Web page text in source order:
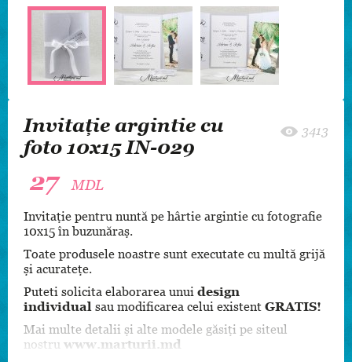
Invitație argintie cu
foto 10x15 IN-029
3413
27 MDL
Invitație pentru nuntă pe hârtie argintie cu fotografie
10x15 în buzunăraș.
Toate produsele noastre sunt executate cu multă grijă
și acuratețe.
Puteti solicita elaborarea unui design
individual sau modificarea celui existent GRATIS!
Mai multe detalii și alte modele găsiți pe siteul
nostru www.marturii.md